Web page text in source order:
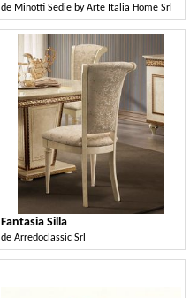
de Minotti Sedie by Arte Italia Home Srl
Fantasia Silla
de Arredoclassic Srl